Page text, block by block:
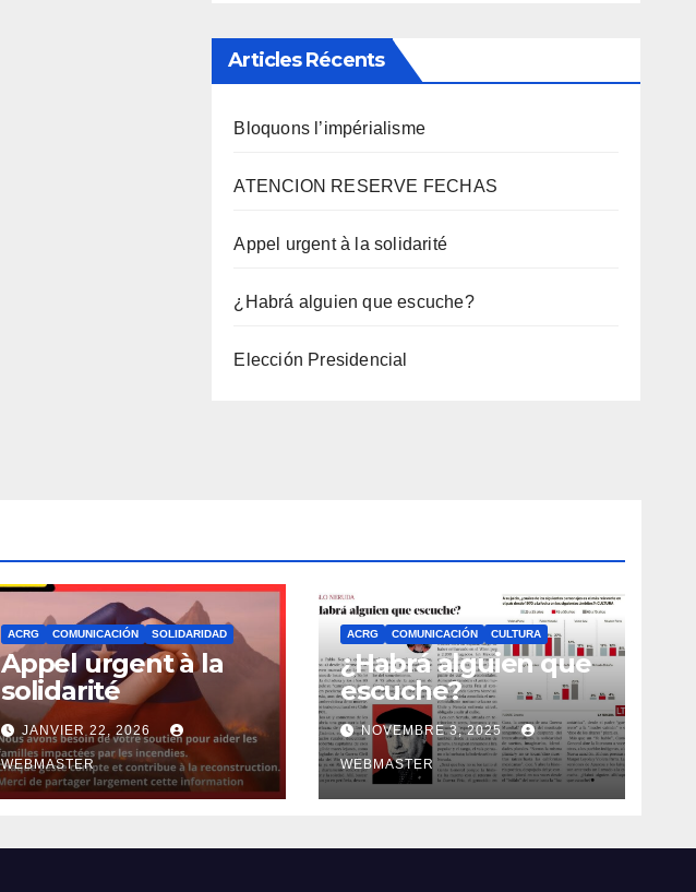
Articles Récents
Bloquons l’impérialisme
ATENCION RESERVE FECHAS
Appel urgent à la solidarité
¿Habrá alguien que escuche?
Elección Presidencial
ACRG COMUNICACIÓN SOLIDARIDAD
Appel urgent à la
solidarité
JANVIER 22, 2026
WEBMASTER
ACRG COMUNICACIÓN CULTURA
¿Habrá alguien que
escuche?
NOVEMBRE 3, 2025
WEBMASTER